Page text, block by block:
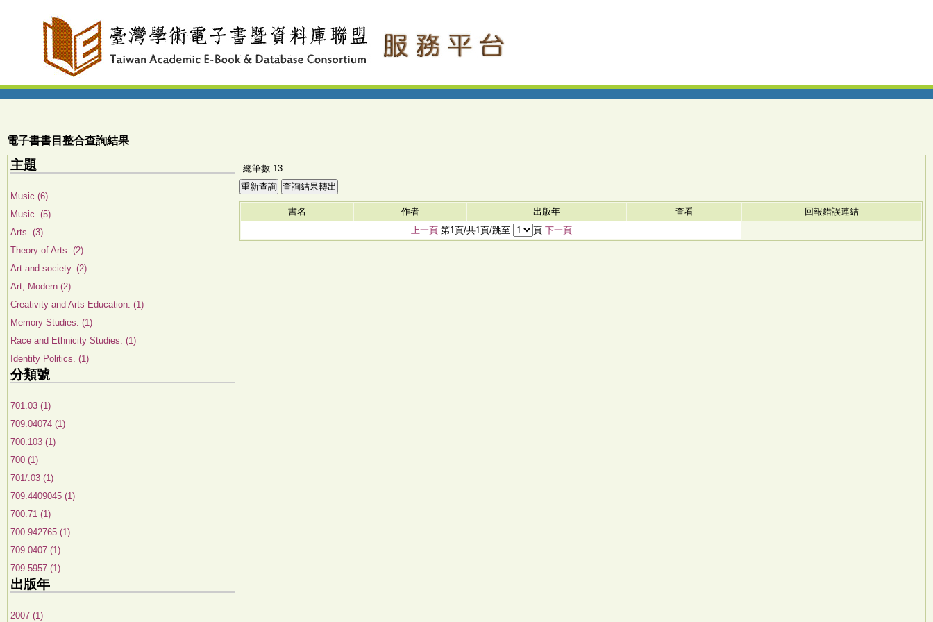
電子書書目整合查詢結果
主題
Music (6)
Music. (5)
Arts. (3)
Theory of Arts. (2)
Art and society. (2)
Art, Modern (2)
Creativity and Arts Education. (1)
Memory Studies. (1)
Race and Ethnicity Studies. (1)
Identity Politics. (1)
分類號
701.03 (1)
709.04074 (1)
700.103 (1)
700 (1)
701/.03 (1)
709.4409045 (1)
700.71 (1)
700.942765 (1)
709.0407 (1)
709.5957 (1)
出版年
2007 (1)
總筆數:13
書名 作者 出版年 查看
回報錯誤連結
上一頁第1頁/共1頁/跳至 頁 下一頁